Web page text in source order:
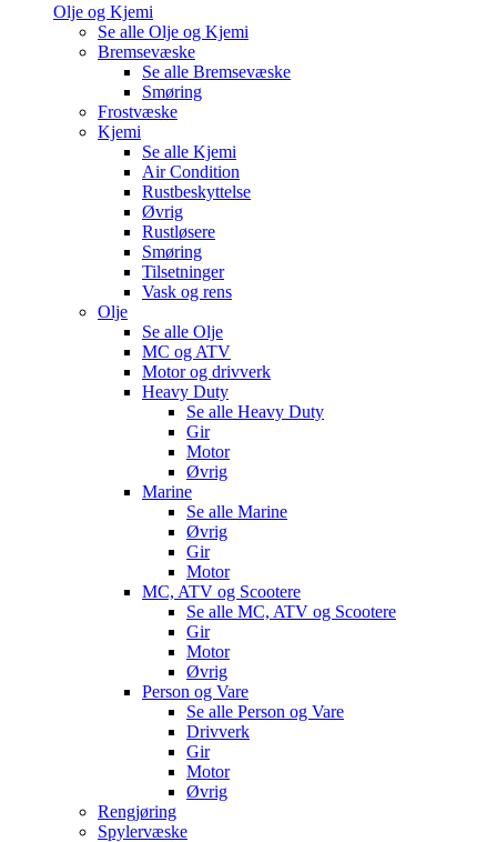
Olje og Kjemi
Se alle Olje og Kjemi
Bremsevæske
Se alle Bremsevæske
Smøring
Frostvæske
Kjemi
Se alle Kjemi
Air Condition
Rustbeskyttelse
Øvrig
Rustløsere
Smøring
Tilsetninger
Vask og rens
Olje
Se alle Olje
MC og ATV
Motor og drivverk
Heavy Duty
Se alle Heavy Duty
Gir
Motor
Øvrig
Marine
Se alle Marine
Øvrig
Gir
Motor
MC, ATV og Scootere
Se alle MC, ATV og Scootere
Gir
Motor
Øvrig
Person og Vare
Se alle Person og Vare
Drivverk
Gir
Motor
Øvrig
Rengjøring
Spylervæske